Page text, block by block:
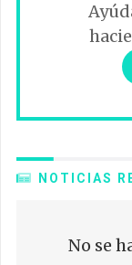
NOTICIAS
No se